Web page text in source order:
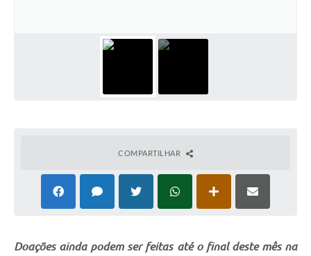
Contas Públicas
Links
COMPARTILHAR
Doações ainda podem ser feitas até o final deste mês na